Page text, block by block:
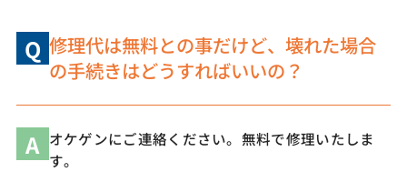
Q 修理代は無料との事だけど、壊れた場合
の手続きはどうすればいいの？
A オケゲンにご連絡ください。無料で修理いたしま
す。